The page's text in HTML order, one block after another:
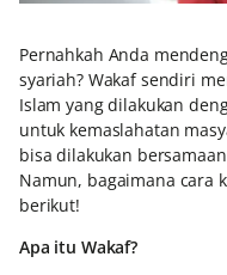
Pernahkah Anda
syariah? Wakaf sendiri
Islam yang dilakukan
untuk kemaslahatan
bisa dilakukan
Namun, bagaimana cara
berikut!
Apa itu Wakaf?